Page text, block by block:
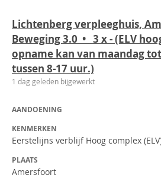
Lichtenberg verpleeghuis,
Beweging 3.0 • 3 x- (ELV
opname kan van maandag
tussen 8-17 uur.)
1 dag geleden bijgewerkt
AANDOENING
KENMERKEN
Eerstelijns verblijf Hoog complex
PLAATS
Amersfoort